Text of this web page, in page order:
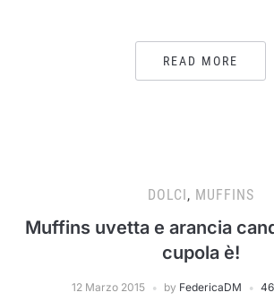
READ MORE
DOLCI, MUFFINS
Muffins uvetta e arancia
cupola è!
12 Marzo 2015 by FedericaDM